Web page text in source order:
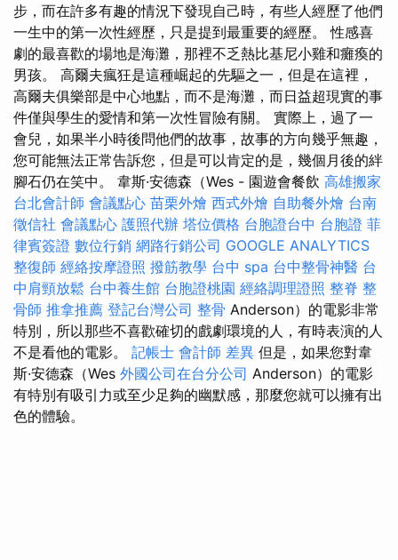
步，而在許多有趣的情況下發現自己時，有些人經歷了他們
一生中的第一次性經歷，只是提到最重要的經歷。 性感喜
劇的最喜歡的場地是海灘，那裡不乏熱比基尼小雞和癱瘓的
男孩。 高爾夫瘋狂是這種崛起的先驅之一，但是在這裡，
高爾夫俱樂部是中心地點，而不是海灘，而日益超現實的事
件僅與學生的愛情和第一次性冒險有關。 實際上，過了一
會兒，如果半小時後問他們的故事，故事的方向幾乎無趣，
您可能無法正常告訴您，但是可以肯定的是，幾個月後的絆
腳石仍在笑中。 韋斯·安德森（Wes - 園遊會餐飲 高雄搬家
台北會計師 會議點心 苗栗外燴 西式外燴 自助餐外燴 台南
徵信社 會議點心 護照代辦 塔位價格 台胞證台中 台胞證 菲
律賓簽證 數位行銷 網路行銷公司 GOOGLE ANALYTICS
整復師 經絡按摩證照 撥筋教學 台中 spa 台中整骨神醫 台
中肩頸放鬆 台中養生館 台胞證桃園 經絡調理證照 整脊 整
骨師 推拿推薦 登記台灣公司 整骨 Anderson）的電影非常
特別，所以那些不喜歡確切的戲劇環境的人，有時表演的人
不是看他的電影。 記帳士 會計師 差異 但是，如果您對韋
斯·安德森（Wes 外國公司在台分公司 Anderson）的電影
有特別有吸引力或至少足夠的幽默感，那麼您就可以擁有出
色的體驗。